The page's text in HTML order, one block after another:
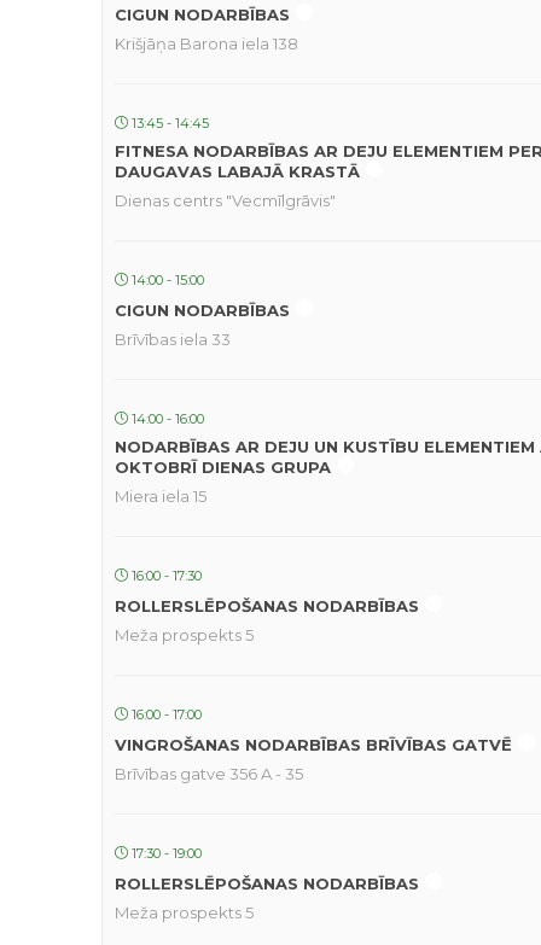
CIGUN NODARBĪBAS
Krišjāņa Barona iela 138
13:45 - 14:45
FITNESA NODARBĪBAS AR DEJU ELEMENTIEM
DAUGAVAS LABAJĀ KRASTĀ
Dienas centrs "Vecmīlgrāvis"
14:00 - 15:00
CIGUN NODARBĪBAS
Brīvības iela 33
14:00 - 16:00
NODARBĪBAS AR DEJU UN KUSTĪBU
OKTOBRĪ DIENAS GRUPA
Miera iela 15
16:00 - 17:30
ROLLERSLĒPOŠANAS NODARBĪBAS
Meža prospekts 5
16:00 - 17:00
VINGROŠANAS NODARBĪBAS BRĪVĪBAS GATVĒ
Brīvības gatve 356 A - 35
17:30 - 19:00
ROLLERSLĒPOŠANAS NODARBĪBAS
Meža prospekts 5